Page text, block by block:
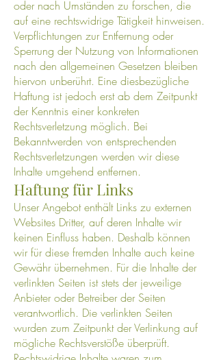
oder nach Umständen zu forschen, die
auf eine rechtswidrige Tätigkeit hinweisen.
Verpflichtungen zur Entfernung oder
Sperrung der Nutzung von Informationen
nach den allgemeinen Gesetzen bleiben
hiervon unberührt. Eine diesbezügliche
Haftung ist jedoch erst ab dem Zeitpunkt
der Kenntnis einer konkreten
Rechtsverletzung möglich. Bei
Bekanntwerden von entsprechenden
Rechtsverletzungen werden wir diese
Inhalte umgehend entfernen.
Haftung für Links
Unser Angebot enthält Links zu externen
Websites Dritter, auf deren Inhalte wir
keinen Einfluss haben. Deshalb können
wir für diese fremden Inhalte auch keine
Gewähr übernehmen. Für die Inhalte der
verlinkten Seiten ist stets der jeweilige
Anbieter oder Betreiber der Seiten
verantwortlich. Die verlinkten Seiten
wurden zum Zeitpunkt der Verlinkung auf
mögliche Rechtsverstöße überprüft.